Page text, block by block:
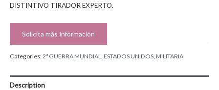
DISTINTIVO TIRADOR EXPERTO.
Solicita más Información
Categories:2ª GUERRA MUNDIAL, ESTADOS UNIDOS, MILITARIA
Description